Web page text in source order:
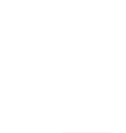
Превращаем
One Balloon
оригинальных и